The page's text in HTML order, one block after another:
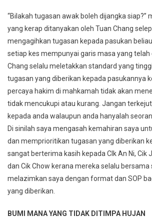
“Bilakah tugasan awak boleh dijangka siap?”
yang kerap ditanyakan oleh Tuan Chang
mengagihkan tugasan kepada pasukan
setiap kes mempunyai garis masa yang
Chang selalu meletakkan standard yang
tugasan yang diberikan kepada pasukannya
percaya hakim di mahkamah tidak akan
tidak mencukupi atau kurang. Jangan
kepada anda walaupun anda hanyalah
Di sinilah saya mengasah kemahiran saya
dan memprioritikan tugasan yang diberikan
sangat berterima kasih kepada CIk An Ni, Cik
dan Cik Chow kerana mereka selalu bersama
melazimkan saya dengan format dan SOP
yang diberikan.
BUMI MANA YANG TIDAK DITIMPA HUJAN